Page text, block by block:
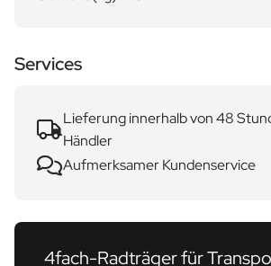
Services
Lieferung innerhalb von 48
Händler
Aufmerksamer Kundenservice
4fach-Radträger für